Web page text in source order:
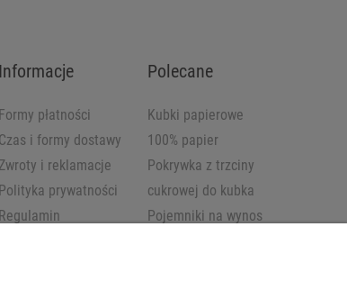
Informacje
Formy płatności
Czas i formy dostawy
Zwroty i reklamacje
Polityka prywatności
Regulamin
Polecane
Kubki papierowe
100% papier
Pokrywka z trzciny
cukrowej do kubka
Pojemniki na wynos